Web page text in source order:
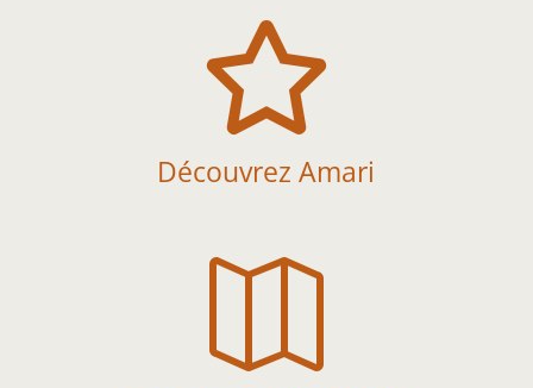

Découvrez Amari
